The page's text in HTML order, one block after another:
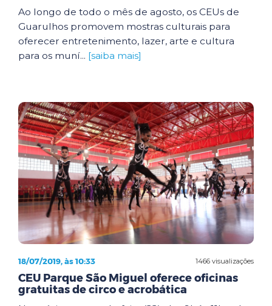
Ao longo de todo o mês de agosto, os CEUs de
Guarulhos promovem mostras culturais para
oferecer entretenimento, lazer, arte e cultura
para os muní... [saiba mais]
1466 visualizações
18/07/2019, às 10:33
CEU Parque São Miguel oferece oficinas
gratuitas de circo e acrobática